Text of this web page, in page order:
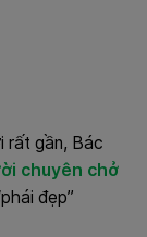
rất gần, Bác
chuyên chở
đẹp”